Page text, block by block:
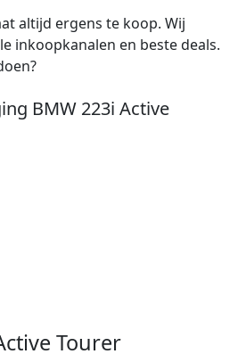
altijd ergens te koop. Wij
inkoopkanalen en beste deals.
BMW 223i Active
Tourer